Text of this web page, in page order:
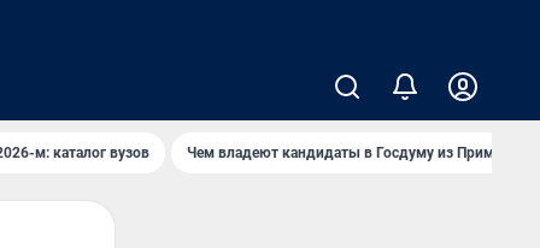
м: каталог вузов Чем владеют кандидаты в Госдуму из Приморья